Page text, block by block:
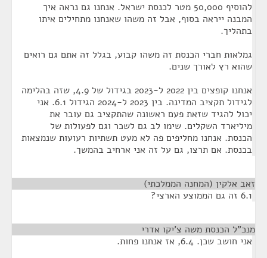
להוסיף 50,000 מטר לכנסת ישראל. אנחנו גם נראה איך
המבנה ייראה בסוף, אבל זה משהו שאנחנו מתחילים איתו
בתהליך.
גמלאות חברי הכנסת זה משהו קבוע, בגלל זה אתם גם רואים
שהוא רץ לאורך שנים.
אנחנו קופצים בין 2022 ל-2023 בגידול של 4.9, שזה בהלימה
לגידול תקציב המדינה. בין 2023 ל-2024 הגידול 6.1. אני
יכול להגיד שזאת פעם ראשונה שהתקציב גם עובר את
מיליארד השקלים. שימו לב גם לשכר וגם לפעולות של
הכנסת. אנחנו מחליפים פה לא מעט תשתיות רעועות שנמצאות
בכנסת. אם תרצו, גם על זה אני ארחיב בהמשך.
זאב אלקין (המחנה הממלכתי)
6.1 זה גם הממוצע הארצי?
מנכ”ל הכנסת משה צ’יקו אדרי
אני חושב שכן. 6.4, אז אנחנו פחות.